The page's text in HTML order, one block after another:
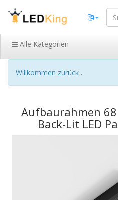
Alle Kategorien
Willkommen zurück .
Aufbaurahmen
Back-Lit LED